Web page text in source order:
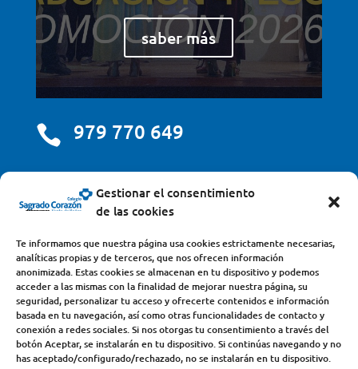
Gestionar el consentimiento
de las cookies
Te informamos que nuestra página usa cookies estrictamente necesarias,
analíticas propias y de terceros, que nos ofrecen información
anonimizada. Estas cookies se almacenan en tu dispositivo y podemos
acceder a las mismas con la finalidad de mejorar nuestra página, su
seguridad, personalizar tu acceso y ofrecerte contenidos e información
basada en tu navegación, así como otras funcionalidades de contacto y
conexión a redes sociales. Si nos otorgas tu consentimiento a través del
botón Aceptar, se instalarán en tu dispositivo. Si continúas navegando y no
has aceptado/configurado/rechazado, no se instalarán en tu dispositivo.
saber más
 979 770 649
centro@scjdehon.com
Colegio y Seminario Sagrado Corazón
Avda. Castilla y León, s/n – 34200 – Venta de Baños
(Palencia) – Teléfono 979770649